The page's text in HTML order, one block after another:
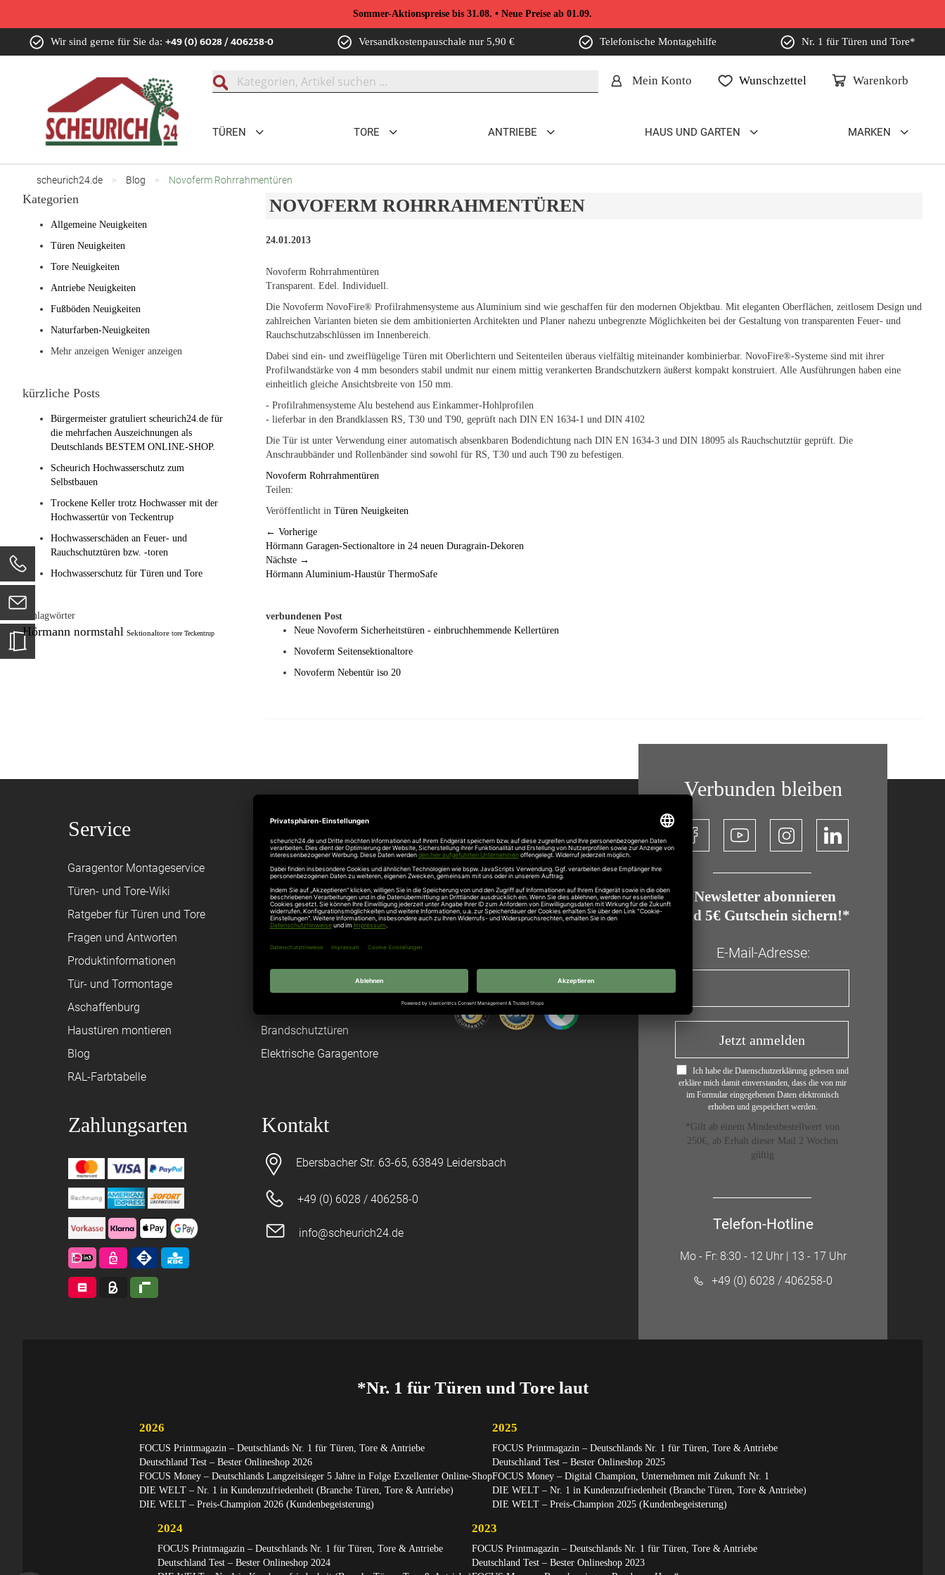
Sommer-Aktionspreise bis 31.08. • Neue Preise ab 01.09.
Zum
Inhalt
Wir sind gerne für Sie da: +49 (0) 6028 / 406258-0 Versandkostenpauschale nur 5,90 € Telefonische Montagehilfe Nr. 1 für Türen und Tore*
Warenkorb
Mein Konto Wunschzettel
TÜREN TORE ANTRIEBE HAUS UND GARTEN MARKEN
scheurich24.de Blog Novoferm Rohrrahmentüren
NOVOFERM ROHRRAHMENTÜREN
24.01.2013
Novoferm Rohrrahmentüren
Transparent. Edel. Individuell.
Die Novoferm NovoFire® Profilrahmensysteme aus Aluminium sind wie geschaffen für den modernen Objektbau. Mit eleganten Oberflächen, zeitlosem Design und
zahlreichen Varianten bieten sie dem ambitionierten Architekten und Planer nahezu unbegrenzte Möglichkeiten bei der Gestaltung von transparenten Feuer- und
Rauchschutzabschlüssen im Innenbereich.
Dabei sind ein- und zweiflügelige Türen mit Oberlichtern und Seitenteilen überaus vielfältig miteinander kombinierbar. NovoFire®-Systeme sind mit ihrer
Profilwandstärke von 4 mm besonders stabil undmit nur einem mittig verankerten Brandschutzkern äußerst kompakt konstruiert. Alle Ausführungen haben eine
einheitlich gleiche Ansichtsbreite von 150 mm.
- Profilrahmensysteme Alu bestehend aus Einkammer-Hohlprofilen
- lieferbar in den Brandklassen RS, T30 und T90, geprüft nach DIN EN 1634-1 und DIN 4102
Die Tür ist unter Verwendung einer automatisch absenkbaren Bodendichtung nach DIN EN 1634-3 und DIN 18095 als Rauchschutztür geprüft. Die
Anschraubbänder und Rollenbänder sind sowohl für RS, T30 und auch T90 zu befestigen.
Novoferm Rohrrahmentüren
Teilen:
Veröffentlicht in Türen Neuigkeiten
← Vorherige
Hörmann Garagen-Sectionaltore in 24 neuen Duragrain-Dekoren
Nächste →
Hörmann Aluminium-Haustür ThermoSafe
verbundenen Post
Neue Novoferm Sicherheitstüren - einbruchhemmende Kellertüren
Novoferm Seitensektionaltore
Novoferm Nebentür iso 20
Kategorien
Allgemeine Neuigkeiten
Türen Neuigkeiten
Tore Neuigkeiten
Antriebe Neuigkeiten
Fußböden Neuigkeiten
Naturfarben-Neuigkeiten
Mehr anzeigen Weniger anzeigen
kürzliche Posts
Bürgermeister gratuliert scheurich24.de für
die mehrfachen Auszeichnungen als
Deutschlands BESTEM ONLINE-SHOP.
Scheurich Hochwasserschutz zum
Selbstbauen
Trockene Keller trotz Hochwasser mit der
Hochwassertür von Teckentrup
Hochwasserschäden an Feuer- und
Rauchschutztüren bzw. -toren
Hochwasserschutz für Türen und Tore
Schlagwörter
Hörmann normstahl Sektionaltore tore Teckentrup
Service
Garagentor Montageservice
Türen- und Tore-Wiki
Ratgeber für Türen und Tore
Fragen und Antworten
Produktinformationen
Tür- und Tormontage
Aschaffenburg
Haustüren montieren
Blog
RAL-Farbtabelle
Shop
Versand
Zahlungsarten
Bestellvorgang
Brandschutztüren
Elektrische Garagentore
Über uns
Stellenangebote
Hersteller
Zahlungsarten Kontakt
Ebersbacher Str. 63-65, 63849 Leidersbach
+49 (0) 6028 / 406258-0
info@scheurich24.de
Verbunden bleiben
​ Newsletter abonnieren
und 5€ Gutschein sichern!*
E-Mail-Adresse:
Jetzt anmelden
Ich habe die Datenschutzerklärung gelesen und
erkläre mich damit einverstanden, dass die von mir
im Formular eingegebenen Daten elektronisch
erhoben und gespeichert werden.
*Gilt ab einem Mindestbestellwert von
250€, ab Erhalt dieser Mail 2 Wochen
gültig
Telefon-Hotline
Mo - Fr: 8:30 - 12 Uhr | 13 - 17 Uhr
+49 (0) 6028 / 406258-0
*Nr. 1 für Türen und Tore laut
2026
FOCUS Printmagazin – Deutschlands Nr. 1 für Türen, Tore & Antriebe
Deutschland Test – Bester Onlineshop 2026
FOCUS Money – Deutschlands Langzeitsieger 5 Jahre in Folge Exzellenter Online-Shop
DIE WELT – Nr. 1 in Kundenzufriedenheit (Branche Türen, Tore & Antriebe)
DIE WELT – Preis-Champion 2026 (Kundenbegeisterung)
2025
FOCUS Printmagazin – Deutschlands Nr. 1 für Türen, Tore & Antriebe
Deutschland Test – Bester Onlineshop 2025
FOCUS Money – Digital Champion, Unternehmen mit Zukunft Nr. 1
DIE WELT – Nr. 1 in Kundenzufriedenheit (Branche Türen, Tore & Antriebe)
DIE WELT – Preis-Champion 2025 (Kundenbegeisterung)
2024
FOCUS Printmagazin – Deutschlands Nr. 1 für Türen, Tore & Antriebe
Deutschland Test – Bester Onlineshop 2024
2023
FOCUS Printmagazin – Deutschlands Nr. 1 für Türen, Tore & Antriebe
Deutschland Test – Bester Onlineshop 2023